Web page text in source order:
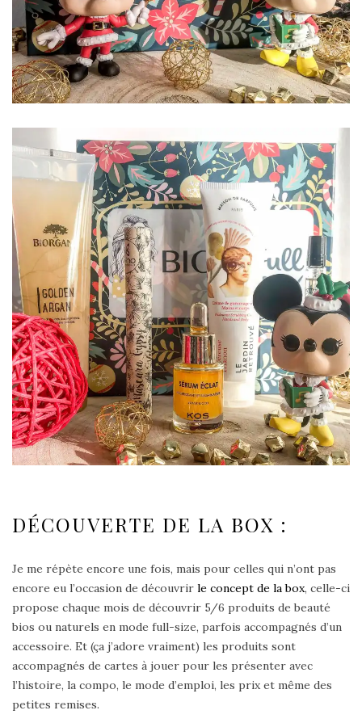
DÉCOUVERTE DE LA BOX :
Je me répète encore une fois, mais pour celles qui n’ont pas
encore eu l’occasion de découvrir le concept de la box, celle-ci
propose chaque mois de découvrir 5/6 produits de beauté
bios ou naturels en mode full-size, parfois accompagnés d’un
accessoire. Et (ça j’adore vraiment) les produits sont
accompagnés de cartes à jouer pour les présenter avec
l’histoire, la compo, le mode d’emploi, les prix et même des
petites remises.